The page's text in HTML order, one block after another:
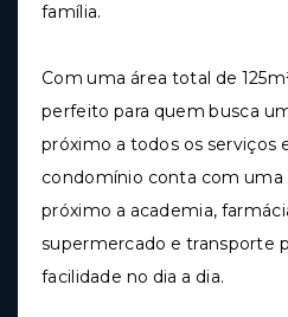
família.
Com uma área total de
perfeito para quem busca
próximo a todos os serviços
condomínio conta com uma
próximo a academia,
supermercado e transporte
facilidade no dia a dia.